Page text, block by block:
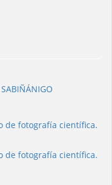
de fotografía científica.
de fotografía científica.